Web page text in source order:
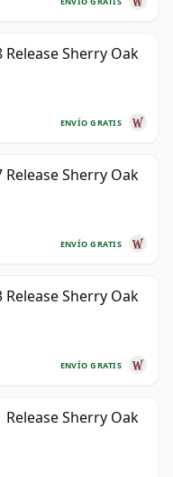
Sherry Oak
ENVÍO GRATIS
Sherry Oak
ENVÍO GRATIS
Sherry Oak
ENVÍO GRATIS
Sherry Oak